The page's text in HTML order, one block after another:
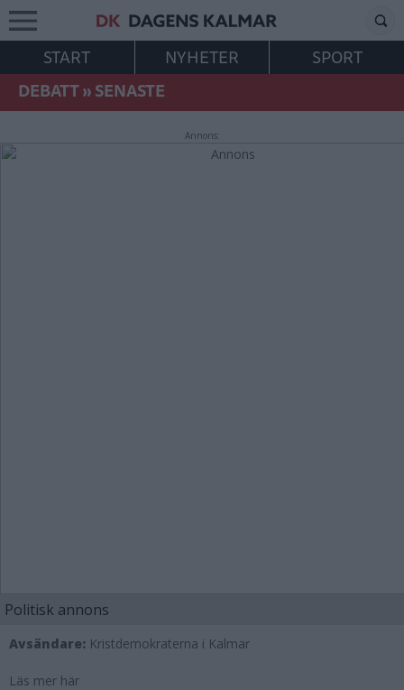
START NYHETER
SPORT
DEBATT»SENASTE
Annons:
Politisk annons
Avsändare: Kristdemokraterna i Kalmar
Läs mer här